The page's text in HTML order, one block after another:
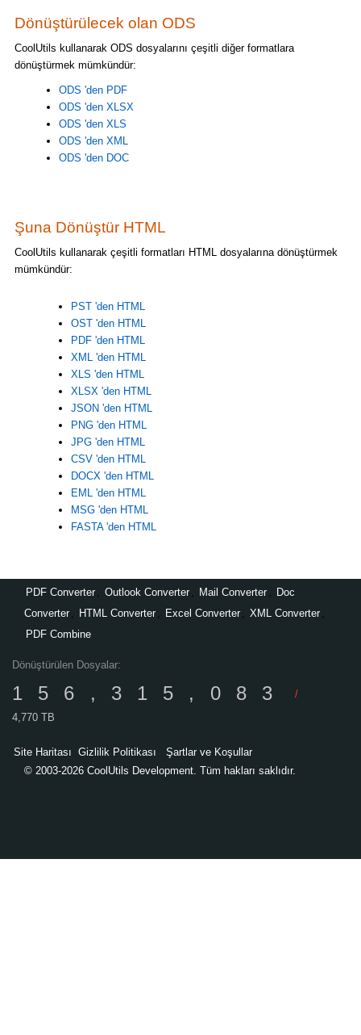
Dönüştürülecek olan ODS
CoolUtils kullanarak ODS dosyalarını çeşitli diğer formatlara
dönüştürmek mümkündür:
ODS 'den PDF
ODS 'den XLSX
ODS 'den XLS
ODS 'den XML
ODS 'den DOC
Şuna Dönüştür HTML
CoolUtils kullanarak çeşitli formatları HTML dosyalarına dönüştürmek
mümkündür:
PST 'den HTML
OST 'den HTML
PDF 'den HTML
XML 'den HTML
XLS 'den HTML
XLSX 'den HTML
JSON 'den HTML
PNG 'den HTML
JPG 'den HTML
CSV 'den HTML
DOCX 'den HTML
EML 'den HTML
MSG 'den HTML
FASTA 'den HTML
PDF Converter Outlook Converter Mail Converter
Doc
Converter
HTML Converter Excel Converter XML Converter
PDF Combine
Dönüştürülen Dosyalar:
156,315,083
/
4,770 TB
Site Haritası Gizlilik Politikası
Şartlar ve Koşullar
© 2003-2026 CoolUtils Development. Tüm hakları saklıdır.